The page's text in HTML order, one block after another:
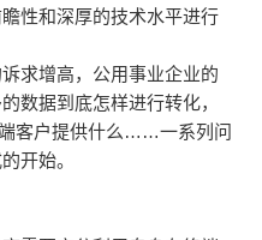
性和深厚的技术水平进行
求增高，公用事业企业的
数据到底怎样进行转化，
客户提供什么……一系列问
开始。